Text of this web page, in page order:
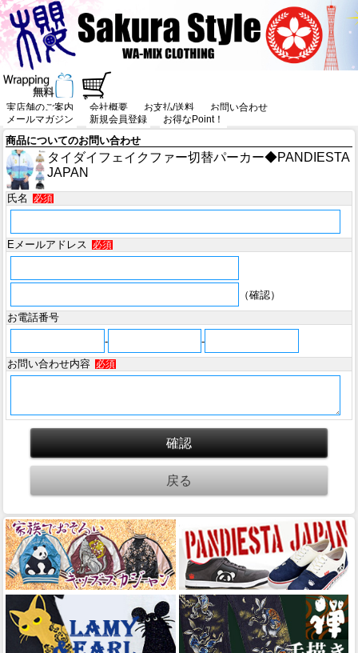
実店舗のご案内 会社概要 お支払/送料
お問い合わせ
メールマガジン
新規会員登録 お得なPoint！
商品についてのお問い合わせ
タイダイフェイクファー切替パーカー◆PANDIESTA
JAPAN
氏名 必須
Eメールアドレス 必須
（確認）
お電話番号
-
-
お問い合わせ内容
必須